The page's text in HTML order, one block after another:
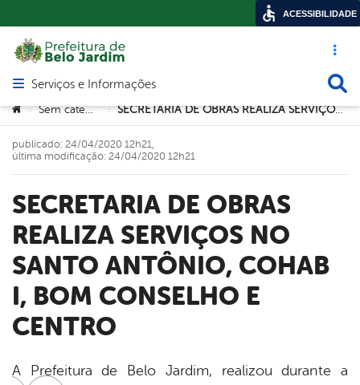
Acesso
Abrir menu principal de navegação
Serviços e Informações
Você está aqui:
> Sem categoria > SECRETARIA DE OBRAS REALIZA SERVIÇOS NO SANTO ANTÔNIO, COHAB I, BOM CONSELHO E CENTRO
SECRETARIA DE OBRAS
REALIZA SERVIÇOS NO
SANTO ANTÔNIO, COHAB
I, BOM CONSELHO E
CENTRO
publicado: 24/04/2020 12h21,
última modificação: 24/04/2020 12h21
A Prefeitura de Belo Jardim, realizou durante a
ACESSIBILIDADE